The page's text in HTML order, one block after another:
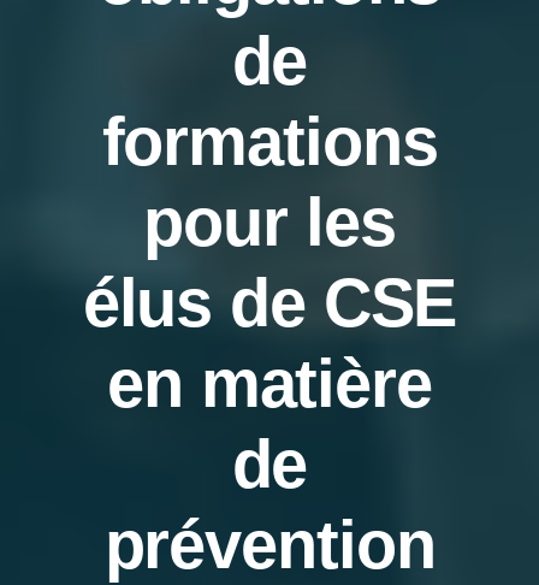
Nos partenaires
Coup de cœur associatif et services utiles
de
formations
pour les
élus de CSE
en matière
de
prévention